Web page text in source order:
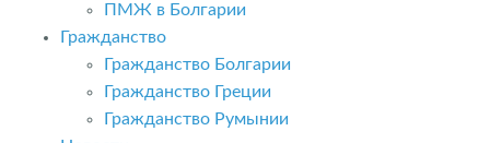
ПМЖ в Болгарии
Гражданство
Гражданство Болгарии
Гражданство Греции
Гражданство Румынии